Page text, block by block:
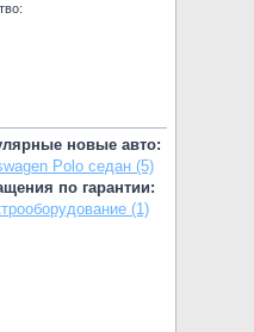
новые авто:
Polo седан (5)
по гарантии:
(1)